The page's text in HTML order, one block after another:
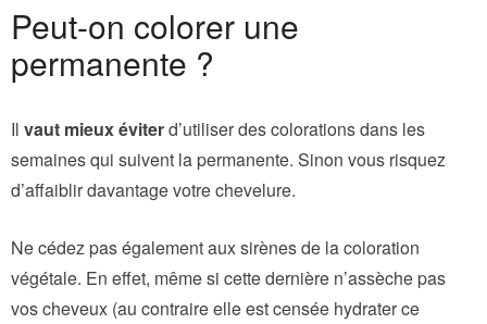
Peut-on colorer une
permanente ?
Il vaut mieux éviterd’utiliser des colorations dans les
semaines qui suivent la permanente. Sinon vous risquez
d’affaiblir davantage votre chevelure.
Ne cédez pas également aux sirènes de la coloration
végétale. En effet, même si cette dernière n’assèche pas
vos cheveux (au contraire elle est censée hydrater ce